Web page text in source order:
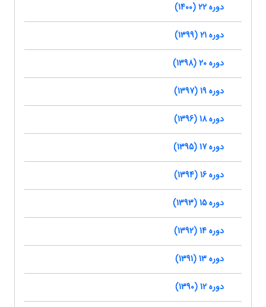
دوره 22 (1400)
دوره 21 (1399)
دوره 20 (1398)
دوره 19 (1397)
دوره 18 (1396)
دوره 17 (1395)
دوره 16 (1394)
دوره 15 (1393)
دوره 14 (1392)
دوره 13 (1391)
دوره 12 (1390)